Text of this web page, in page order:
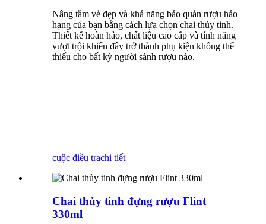
Nâng tầm vẻ đẹp và khả năng bảo quản rượu hảo
hạng của bạn bằng cách lựa chọn chai thủy tinh.
Thiết kế hoàn hảo, chất liệu cao cấp và tính năng
vượt trội khiến đây trở thành phụ kiện không thể
thiếu cho bất kỳ người sành rượu nào.
cuộc điều trachi tiết
Chai thủy tinh đựng rượu Flint
330ml